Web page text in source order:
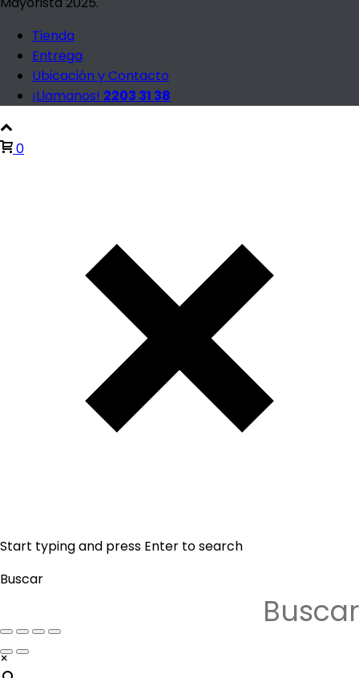
Tienda
Entrega
Ubicación y Contacto
¡Llamanos! 2203 31 38
0
Start typing and press Enter to search
Buscar
×